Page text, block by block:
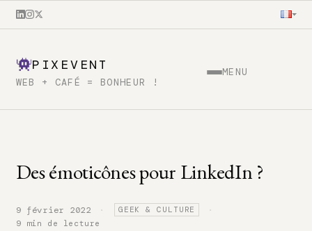
PIXEVENT
WEB + CAFÉ = BONHEUR !
MENU
Des émoticônes pour LinkedIn ?
9 février 2022 · GEEK & CULTURE ·
9 min de lecture